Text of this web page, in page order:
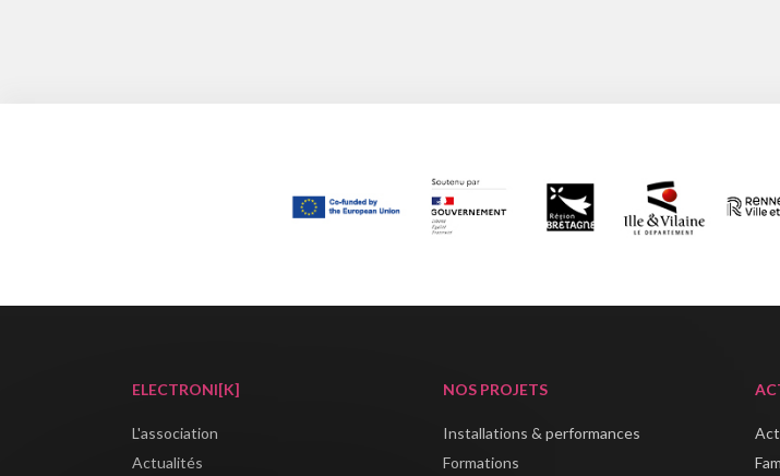
ELECTRONI[K]
L'association
Actualités
NOS PROJETS
Installations & performances
Formations